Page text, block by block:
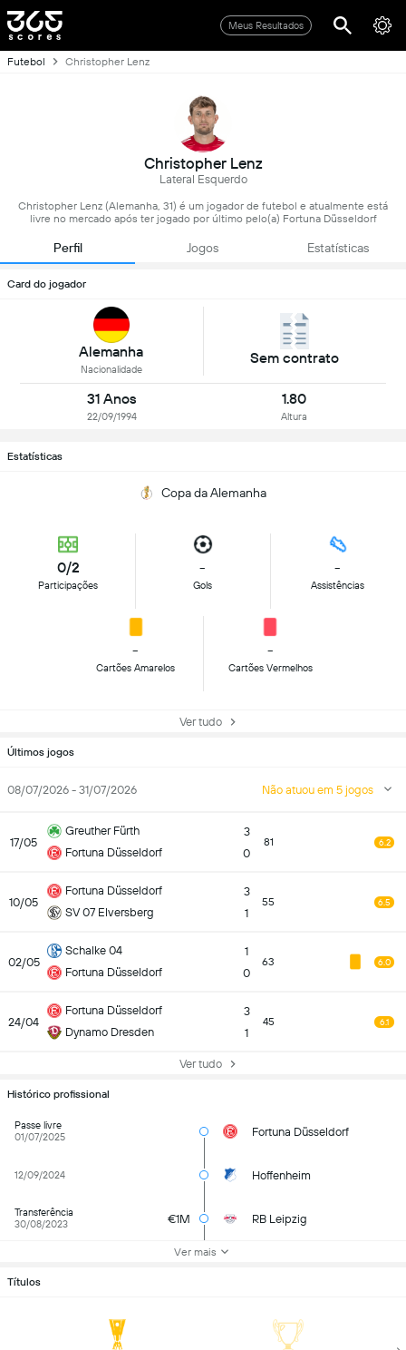
Meus Resultados
Futebol Christopher Lenz
Christopher Lenz
Lateral Esquerdo
Christopher Lenz (Alemanha, 31) é um jogador de futebol e atualmente está
livre no mercado após ter jogado por último pelo(a) Fortuna Düsseldorf
Perfil Jogos Estatísticas
Card do jogador
Alemanha
Nacionalidade
Sem contrato
31 Anos
22/09/1994
1.80
Altura
Estatísticas
Copa da Alemanha
0/2
Participações
-
Gols
-
Assistências
-
Cartões Amarelos
-
Cartões Vermelhos
Ver tudo
Últimos jogos
08/07/2026 - 31/07/2026 Não atuou em 5 jogos
17/05
Greuther Fürth
Fortuna Düsseldorf
3
0
81 6.2
10/05
Fortuna Düsseldorf
SV 07 Elversberg
3
1
55 6.5
02/05
Schalke 04
Fortuna Düsseldorf
1
0
63 6.0
24/04
Fortuna Düsseldorf
Dynamo Dresden
3
1
45 6.1
Ver tudo
Histórico profissional
Passe livre
01/07/2025
Fortuna Düsseldorf
12/09/2024 Hoffenheim
Transferência
30/08/2023
€1M RB Leipzig
Ver mais
Títulos